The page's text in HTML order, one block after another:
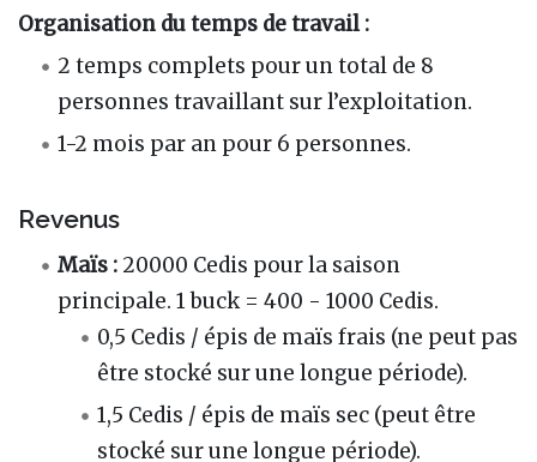
Organisation du temps de travail :
2 temps complets pour un total de 8
personnes travaillant sur l’exploitation.
1-2 mois par an pour 6 personnes.
Revenus
Maïs : 20000 Cedis pour la saison
principale. 1 buck = 400 - 1000 Cedis.
0,5 Cedis / épis de maïs frais (ne peut pas
être stocké sur une longue période).
1,5 Cedis / épis de maïs sec (peut être
stocké sur une longue période).